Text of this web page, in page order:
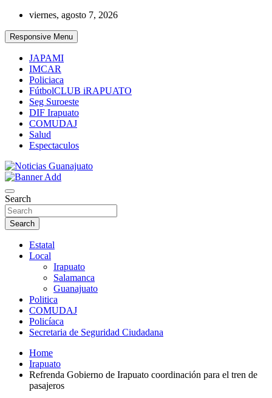
Skip
content
viernes, agosto 7, 2026
Responsive Menu
JAPAMI
IMCAR
Policiaca
FútbolCLUB iRAPUATO
Seg Suroeste
DIF Irapuato
COMUDAJ
Salud
Espectaculos
Noticias Guanajuato
Search
Search
Estatal
Local
Irapuato
Salamanca
Guanajuato
Politica
COMUDAJ
Policíaca
Secretaria de Seguridad Ciudadana
Home
Irapuato
Refrenda Gobierno de Irapuato coordinación para el tren de
pasajeros